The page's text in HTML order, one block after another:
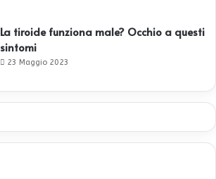
La tiroide funziona male? Occhio a questi
sintomi
23 Maggio 2023